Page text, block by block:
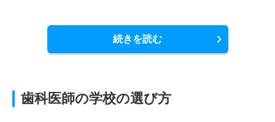
続きを読む
歯科医師の学校の選び方